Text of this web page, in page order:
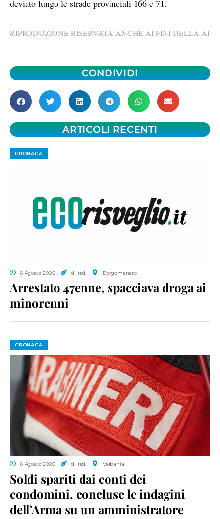
deviato lungo le strade provinciali 166 e 71.
RIPRODUZIONE RISERVATA ANCHE AI FINI DELLA AI
CONDIVIDI
ARTICOLI RECENTI
CRONACA
6 Agosto 2026 di red. Borgomanero
Arrestato 47enne, spacciava droga ai
minorenni
CRONACA
6 Agosto 2026 di red. Verbania
Soldi spariti dai conti dei
condomini, concluse le indagini
dell’Arma su un amministratore